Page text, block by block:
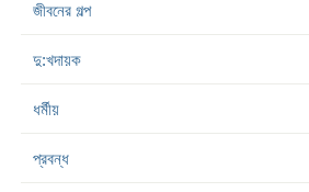
জীবনের গল্প
দু:খদায়ক
ধর্মীয়
প্রবন্ধ